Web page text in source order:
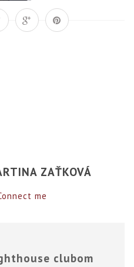
ZAŤKOVÁ
me
clubom